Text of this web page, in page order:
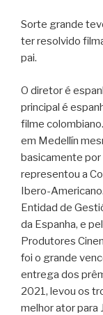
Sorte grande
ter resolvido
pai.
O diretor é
principal é
filme
em Medellín
basicamente
representou a
Ibero-
Entidad de
da Espanha, e
Produtores
foi o grande
entrega dos
2021, levou os
melhor ator para